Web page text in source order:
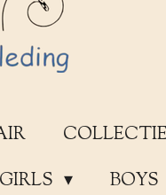
GIRLS
BOYS